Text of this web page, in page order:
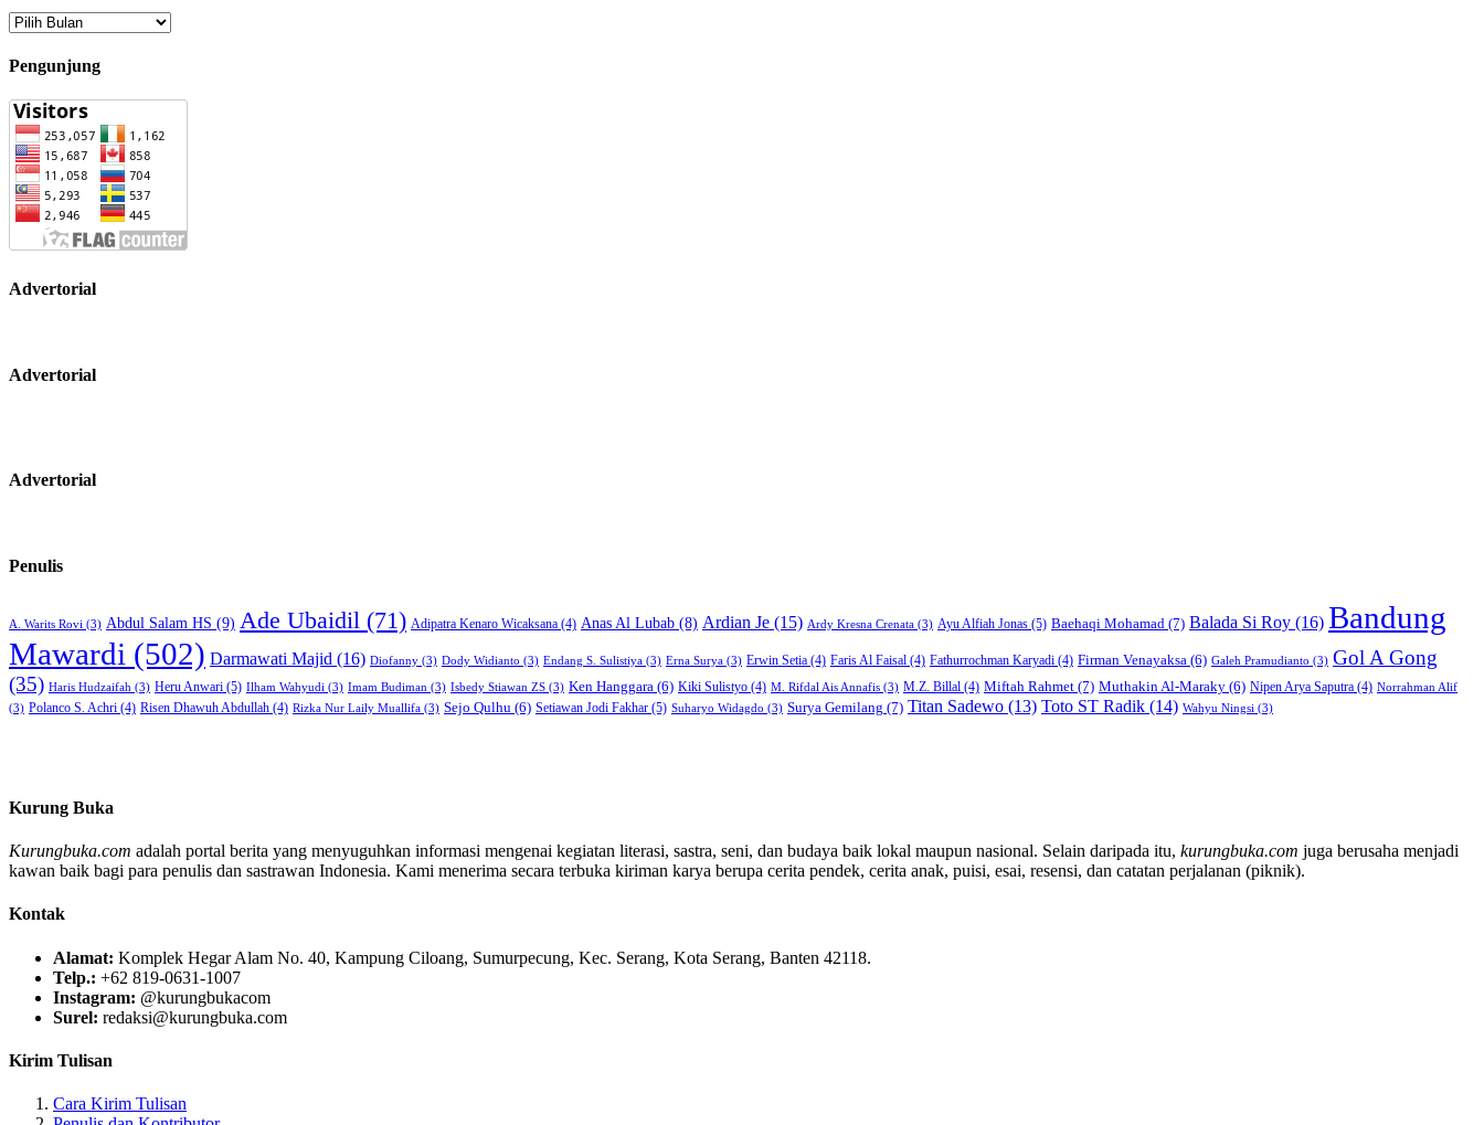
Arsip
Pengunjung
Advertorial
Advertorial
Advertorial
Penulis
A. Warits Rovi (3) Abdul Salam HS (9) Ade Ubaidil (71) Adipatra Kenaro Wicaksana (4) Anas Al Lubab (8) Ardian Je (15) Ardy Kresna Crenata (3) Ayu Alfiah Jonas (5) Baehaqi Mohamad (7) Balada Si Roy (16) Bandung
Mawardi (502) Darmawati Majid (16) Diofanny (3) Dody Widianto (3) Endang S. Sulistiya (3) Erna Surya (3) Erwin Setia (4) Faris Al Faisal (4) Fathurrochman Karyadi (4) Firman Venayaksa (6) Galeh Pramudianto (3) Gol A Gong
(35) Haris Hudzaifah (3) Heru Anwari (5) Ilham Wahyudi (3) Imam Budiman (3) Isbedy Stiawan ZS (3) Ken Hanggara (6) Kiki Sulistyo (4) M. Rifdal Ais Annafis (3) M.Z. Billal (4) Miftah Rahmet (7) Muthakin Al-Maraky (6) Nipen Arya Saputra (4) Norrahman Alif
(3) Polanco S. Achri (4) Risen Dhawuh Abdullah (4) Rizka Nur Laily Muallifa (3) Sejo Qulhu (6) Setiawan Jodi Fakhar (5) Suharyo Widagdo (3) Surya Gemilang (7) Titan Sadewo (13) Toto ST Radik (14) Wahyu Ningsi (3)
Kurung Buka
Kurungbuka.com adalah portal berita yang menyuguhkan informasi mengenai kegiatan literasi, sastra, seni, dan budaya baik lokal maupun nasional. Selain daripada itu, kurungbuka.com juga berusaha menjadi
kawan baik bagi para penulis dan sastrawan Indonesia. Kami menerima secara terbuka kiriman karya berupa cerita pendek, cerita anak, puisi, esai, resensi, dan catatan perjalanan (piknik).
Kontak
Alamat: Komplek Hegar Alam No. 40, Kampung Ciloang, Sumurpecung, Kec. Serang, Kota Serang, Banten 42118.
Telp.: +62 819-0631-1007
Instagram: @kurungbukacom
Surel: redaksi@kurungbuka.com
Kirim Tulisan
Cara Kirim Tulisan